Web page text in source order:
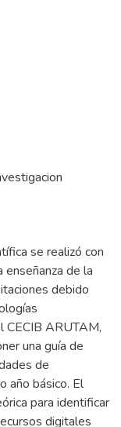
se realizó con
de la
debido
CECIB ARUTAM,
una guía de
de
año básico. El
para identificar
digitales